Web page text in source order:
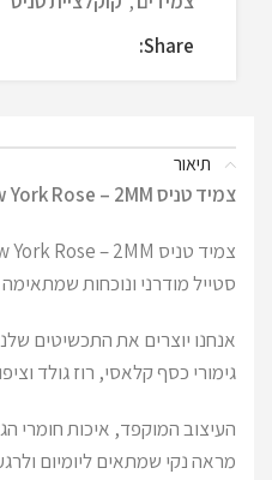
Share:
תיאור
צמיד טניס New York Rose – 2MM מבית UDIA Jewelry
סטייל מודרני ונוכחות
גימורי כסף קלאסי, רוז גולד
העיצוב המוקפד, איכות חומרי
מראה נקי שמתאים ליומיום